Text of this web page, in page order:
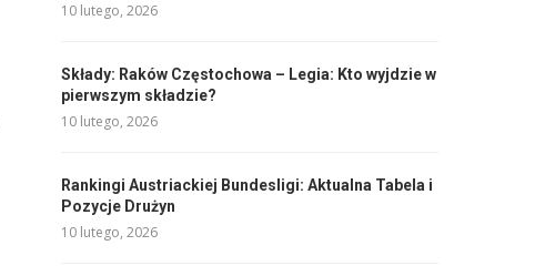
10 lutego, 2026
Składy: Raków Częstochowa – Legia: Kto wyjdzie w
pierwszym składzie?
10 lutego, 2026
Rankingi Austriackiej Bundesligi: Aktualna Tabela i
Pozycje Drużyn
10 lutego, 2026